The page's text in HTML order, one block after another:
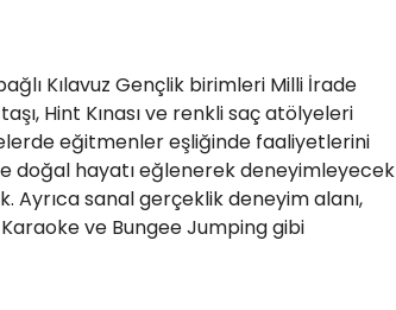
Kılavuz Gençlik birimleri Milli İrade
Hint Kınası ve renkli saç atölyeleri
eğitmenler eşliğinde faaliyetlerini
doğal hayatı eğlenerek deneyimleyecek
Ayrıca sanal gerçeklik deneyim alanı,
ve Bungee Jumping gibi